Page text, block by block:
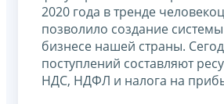
2020 года в тренде
позволило создание
бизнесе нашей страны.
поступлений составляют
НДС, НДФЛ и налога на